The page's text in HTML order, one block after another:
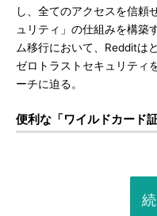
し、全てのアクセスを信頼
ュリティ」の仕組みを構築
ム移行において、Redditは
ゼロトラストセキュリティ
ーチに迫る。
便利な「ワイルドカード